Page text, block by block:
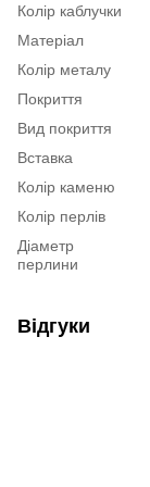
Колір каблучки
Матеріал
Колір металу
Покриття
Вид покриття
Вставка
Колір каменю
Колір перлів
Діаметр
перлини
Відгуки